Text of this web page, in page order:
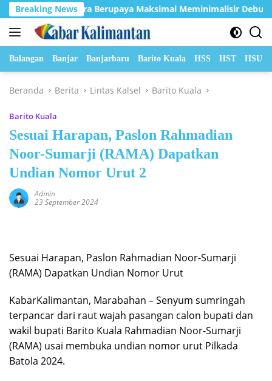
Langsung
ke
konten
Breaking News
Indobara Berupaya Maksimal Meminimalisir Debu dan
Balangan Banjar Banjarbaru Barito Kuala HSS HST HSU
Beranda Berita Lintas Kalsel Barito Kuala
Barito Kuala
Sesuai Harapan, Paslon Rahmadian
Noor-Sumarji (RAMA) Dapatkan
Undian Nomor Urut 2
Admin
23 September 2024
Sesuai Harapan, Paslon Rahmadian Noor-Sumarji
(RAMA) Dapatkan Undian Nomor Urut
KabarKalimantan, Marabahan – Senyum sumringah
terpancar dari raut wajah pasangan calon bupati dan
wakil bupati Barito Kuala Rahmadian Noor-Sumarji
(RAMA) usai membuka undian nomor urut Pilkada
Batola 2024.